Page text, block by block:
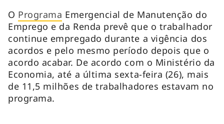
O Programa Emergencial de Manutenção do
Emprego e da Renda prevê que o trabalhador
continue empregado durante a vigência dos
acordos e pelo mesmo período depois que o
acordo acabar. De acordo com o Ministério da
Economia, até a última sexta-feira (26), mais
de 11,5 milhões de trabalhadores estavam no
programa.